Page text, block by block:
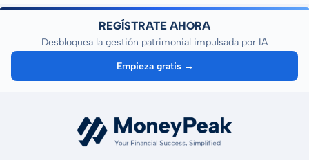
REGÍSTRATE AHORA
Desbloquea la gestión patrimonial impulsada por IA
Empieza gratis →